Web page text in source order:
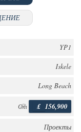
YP1
Iskele
Long Beach
От £ 156,900
Проекты